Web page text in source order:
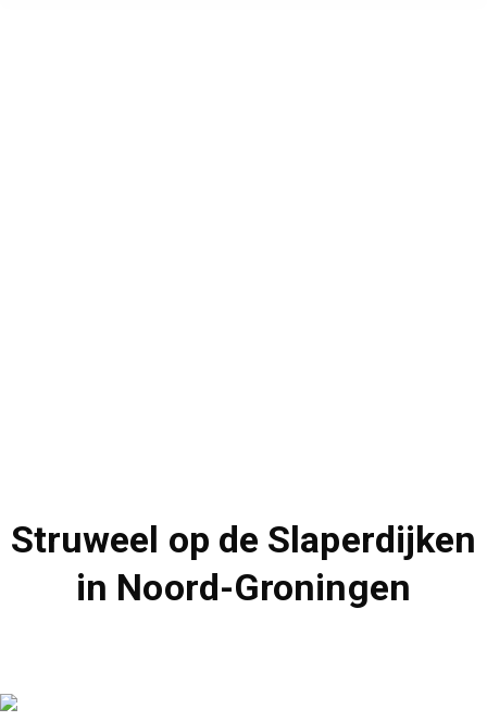
Struweel op de Slaperdijken
in Noord-Groningen